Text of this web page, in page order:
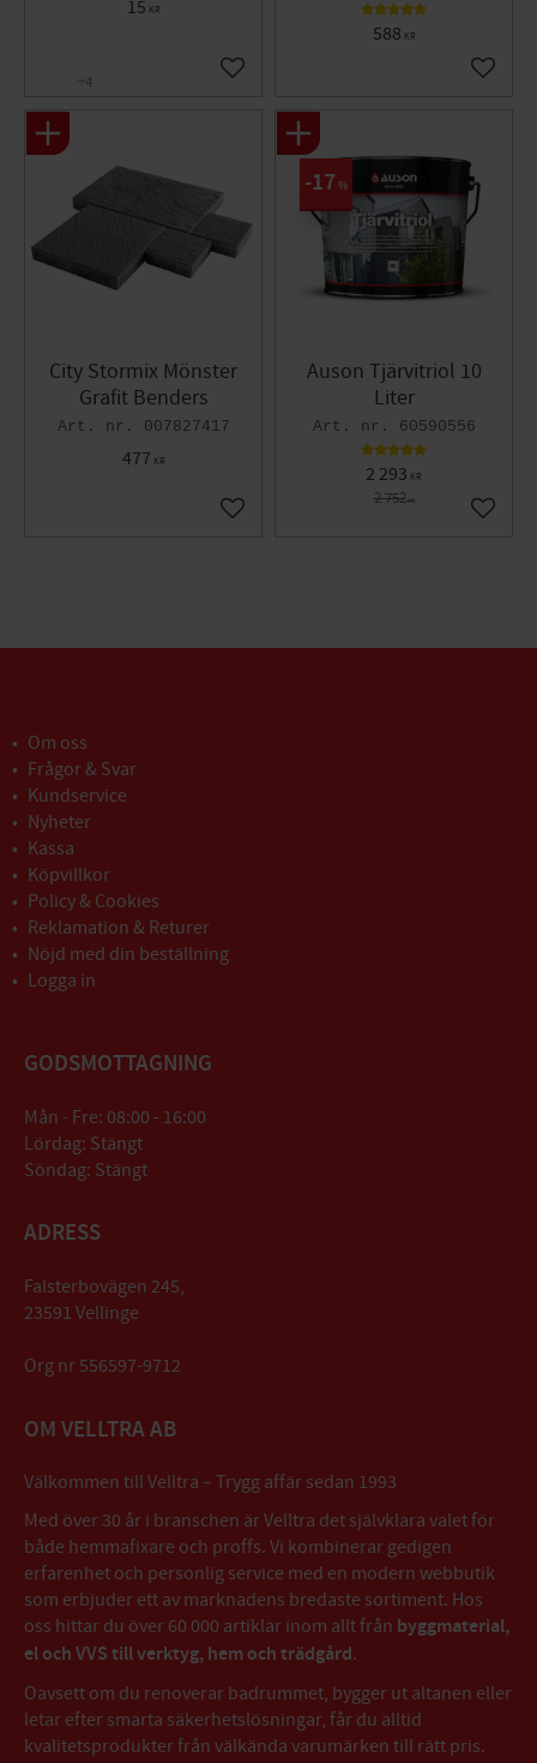
15 KR
Lägg till i favoriter
+4
588 KR
Lägg
City Stormix Mönster
Grafit Benders
007827417
477 KR
Lägg till i favoriter
Auson Tjärvitriol 10
Liter
60590556
2 293 KR
2 752KR
17 %
Lägg
Om oss
Frågor & Svar
Kundservice
Nyheter
Kassa
Köpvillkor
Policy & Cookies
Reklamation & Returer
Nöjd med din beställning
Logga in
GODSMOTTAGNING
Mån - Fre: 08:00 - 16:00
Lördag: Stängt
Söndag: Stängt
ADRESS
Falsterbovägen 245,
23591 Vellinge
Org nr 556597-9712
OM VELLTRA AB
Välkommen till Velltra – Trygg affär sedan 1993
Med över 30 år i branschen är Velltra det självklara valet för
både hemmafixare och proffs. Vi kombinerar gedigen
erfarenhet och personlig service med en modern webbutik
som erbjuder ett av marknadens bredaste sortiment. Hos
oss hittar du över 60 000 artiklar inom allt från byggmaterial,
el och VVS till verktyg, hem och trädgård.
Oavsett om du renoverar badrummet, bygger ut altanen eller
letar efter smarta säkerhetslösningar, får du alltid
kvalitetsprodukter från välkända varumärken till rätt pris.